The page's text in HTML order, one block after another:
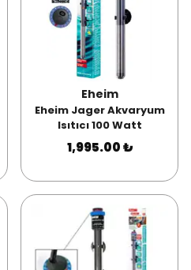
Eheim
Eheim Jager Akvaryum
Isıtıcı 100 Watt
1,995.00 ₺